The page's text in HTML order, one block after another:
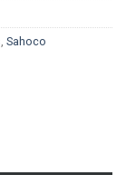
, Sahoco